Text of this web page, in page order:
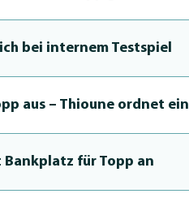
bei internem Testspiel
aus – Thioune ordnet ein
für Topp an